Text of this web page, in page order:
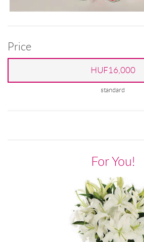
Price
HUF16,000
standard
For You!